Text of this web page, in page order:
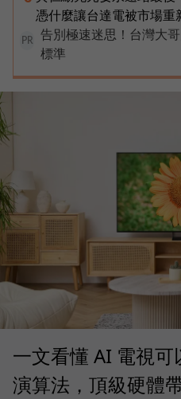
憑什麼讓台達電被市場重
PR
告別極速迷思！台灣大
標準
一文看懂 AI 電視
演算法，頂級硬體